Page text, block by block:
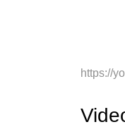
https://